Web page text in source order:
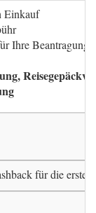
Einkauf
Ihre Beantragung
für die erste